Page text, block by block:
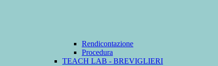
Rendicontazione
Procedura
TEACH LAB - BREVIGLIERI